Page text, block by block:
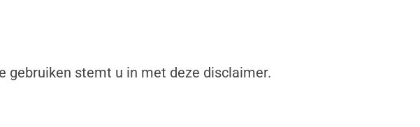
gebruiken stemt u in met deze disclaimer.